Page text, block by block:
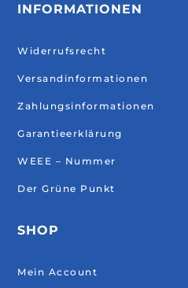
INFORMATIONEN
Widerrufsrecht
Versandinformationen
Zahlungsinformationen
Garantieerklärung
WEEE – Nummer
Der Grüne Punkt
SHOP
Mein Account